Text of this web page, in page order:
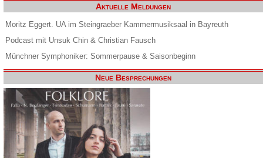
Aktuelle Meldungen
Moritz Eggert. UA im Steingraeber Kammermusiksaal in Bayreuth
Podcast mit Unsuk Chin & Christian Fausch
Münchner Symphoniker: Sommerpause & Saisonbeginn
Neue Besprechungen